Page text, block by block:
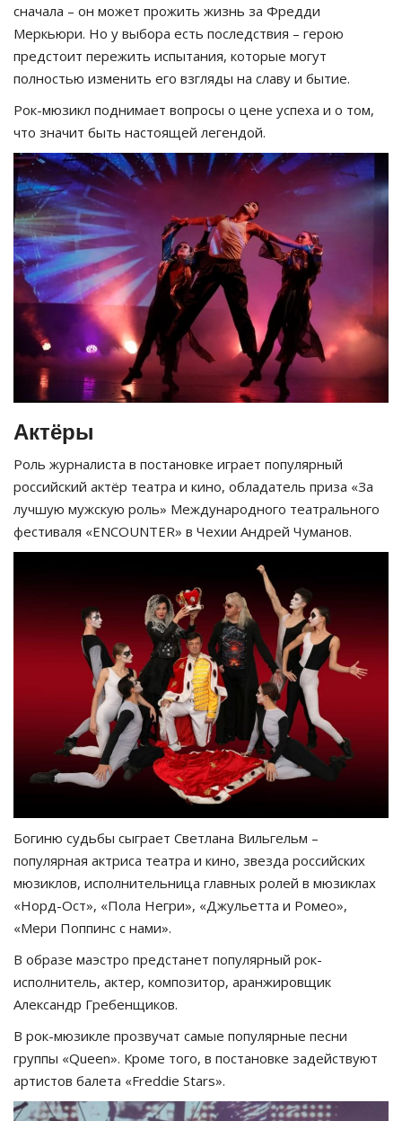
сначала – он может прожить жизнь за Фредди
Меркьюри. Но у выбора есть последствия – герою
предстоит пережить испытания, которые могут
полностью изменить его взгляды на славу и бытие.
Рок-мюзикл поднимает вопросы о цене успеха и о том,
что значит быть настоящей легендой.
Актёры
Роль журналиста в постановке играет популярный
российский актёр театра и кино, обладатель приза «За
лучшую мужскую роль» Международного театрального
фестиваля «ENCOUNTER» в Чехии Андрей Чуманов.
Богиню судьбы сыграет Светлана Вильгельм –
популярная актриса театра и кино, звезда российских
мюзиклов, исполнительница главных ролей в мюзиклах
«Норд-Ост», «Пола Негри», «Джульетта и Ромео»,
«Мери Поппинс с нами».
В образе маэстро предстанет популярный рок-
исполнитель, актер, композитор, аранжировщик
Александр Гребенщиков.
В рок-мюзикле прозвучат самые популярные песни
группы «Queen». Кроме того, в постановке задействуют
артистов балета «Freddie Stars».